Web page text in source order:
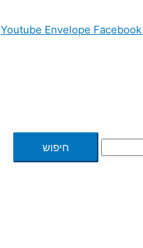
Youtube Envelope Facebook
חיפוש